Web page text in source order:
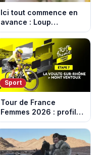
Ici tout commence en
avance : Loup
découvre la trahison
de Bianca. Episode du
10 août 2026 (spoiler)
Sport
Tour de France
Femmes 2026 : profil
et horaires de la 7e
étape entre La Voulte-
sur-Rhône et le Mont
Ventoux